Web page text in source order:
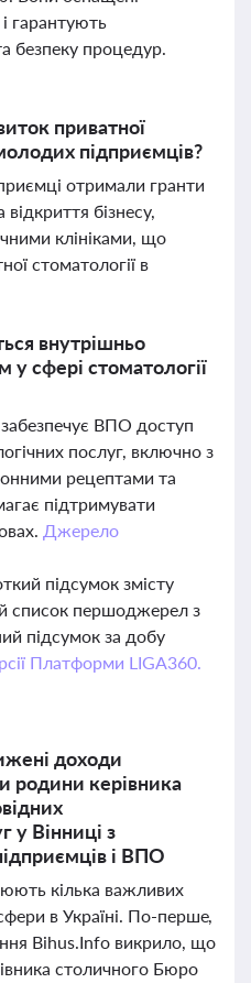
гарантують
безпеку процедур.
приватної
підприємців?
отримали гранти
бізнесу,
клініками, що
стоматології в
внутрішньо
сфері стоматології
ВПО доступ
послуг, включно з
рецептами та
підтримувати
Джерело
підсумок змісту
список першоджерел з
підсумок за добу
Платформи LIGA360.
доходи
родини керівника
у Вінниці з
і ВПО
кілька важливих
в Україні. По-перше,
Bihus.Info викрило, що
столичного Бюро